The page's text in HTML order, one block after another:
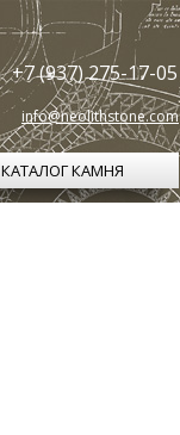
+7 (937) 275-17-05
info@neolithstone.com
КАТАЛОГ КАМНЯ